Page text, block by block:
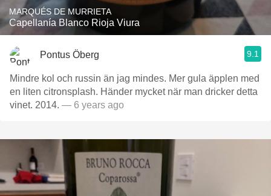
MARQUÉS DE MURRIETA
Capellanía Blanco Rioja Viura
Pontus Öberg 9.1
Mindre kol och russin än jag mindes. Mer gula äpplen med
en liten citronsplash. Händer mycket när man dricker detta
vinet. 2014. — 6 years ago